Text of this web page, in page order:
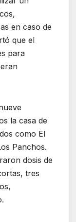
en caso de
que el
para
la casa de
como El
Panchos.
dosis de
tres